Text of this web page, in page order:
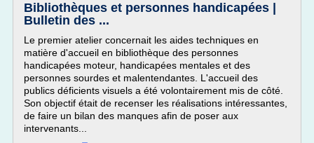
Bibliothèques et personnes handicapées |
Bulletin des ...
Le premier atelier concernait les aides techniques en
matière d'accueil en bibliothèque des personnes
handicapées moteur, handicapées mentales et des
personnes sourdes et malentendantes. L'accueil des
publics déficients visuels a été volontairement mis de côté.
Son objectif était de recenser les réalisations intéressantes,
de faire un bilan des manques afin de poser aux
intervenants...